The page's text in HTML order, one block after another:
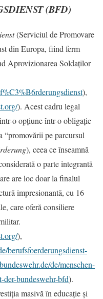
(BFD)
(Serviciul de Promovare
din Europa, fiind ferm
Aprovizionarea Soldaților
),
). Acest cadru legal
o opțiune într-o obligație
“promovării pe parcursul
), ceea ce înseamnă
o parte integrantă
are loc doar la finalul
impresionantă, cu 16
care oferă consiliere
),
berufsfoerderungsdienst-
de/menschen-
der-bundeswehr-bfd).
masivă în educație și